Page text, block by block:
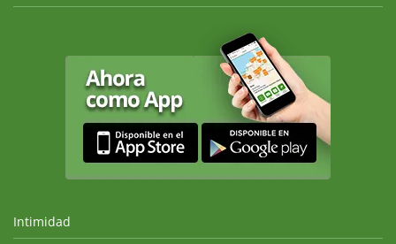
Intimidad